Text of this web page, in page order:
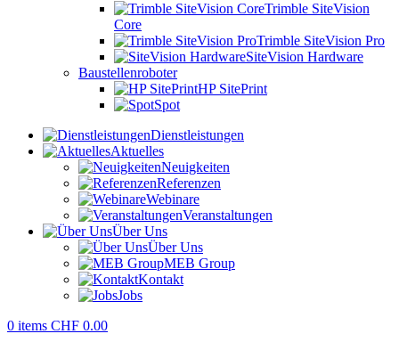
Trimble SiteVision
Core
Trimble SiteVision Pro
SiteVision Hardware
Baustellenroboter
HP SitePrint
Spot
Dienstleistungen
Aktuelles
Neuigkeiten
Referenzen
Webinare
Veranstaltungen
Über Uns
Über Uns
MEB Group
Kontakt
Jobs
0 items CHF 0.00